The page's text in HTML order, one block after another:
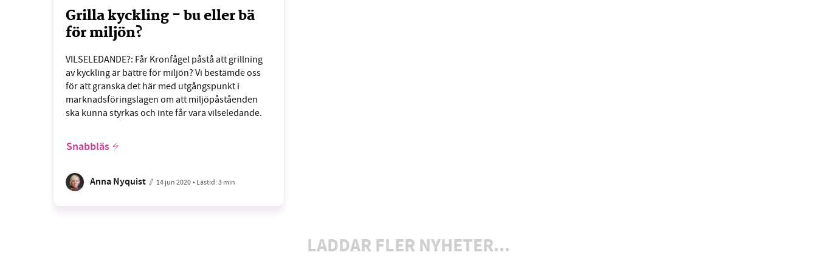
Grilla kyckling - bu eller bä
för miljön?
VILSELEDANDE?: Får Kronfågel påstå att grillning
av kyckling är bättre för miljön? Vi bestämde oss
för att granska det här med utgångspunkt i
marknadsföringslagen om att miljöpåståenden
ska kunna styrkas och inte får vara vilseledande.
Snabbläs
Anna Nyquist 14 jun 2020• Lästid:3 min
LADDAR FLER NYHETER...